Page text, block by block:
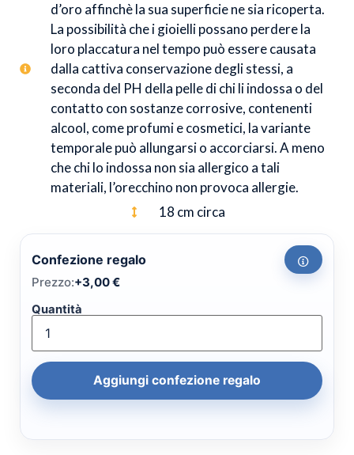
d’oro affinchè la sua superficie ne sia ricoperta.
La possibilità che i gioielli possano perdere la
loro placcatura nel tempo può essere causata
dalla cattiva conservazione degli stessi, a
seconda del PH della pelle di chi li indossa o del
contatto con sostanze corrosive, contenenti
alcool, come profumi e cosmetici, la variante
temporale può allungarsi o accorciarsi. A meno
che chi lo indossa non sia allergico a tali
materiali, l’orecchino non provoca allergie.
18 cm circa
Confezione regalo
Prezzo:+3,00€
Quantità
Aggiungi confezione regalo